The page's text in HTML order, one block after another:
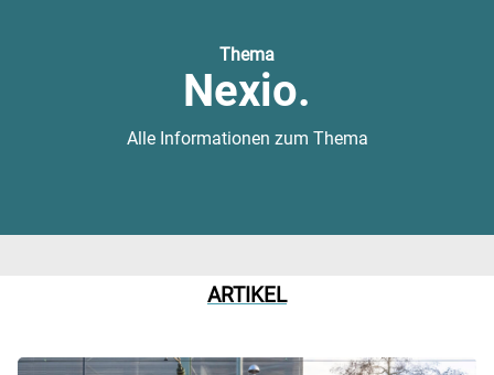
Thema
Nexio.
Alle Informationen zum Thema
ARTIKEL